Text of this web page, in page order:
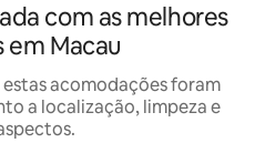
com as melhores
em Macau
acomodações foram
a localização, limpeza e